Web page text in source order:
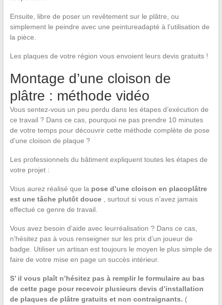
Ensuite, libre de poser un revêtement sur le plâtre, ou
simplement le peindre avec une peintureadapté à l’utilisation de
la pièce.
Les plaques de votre région vous envoient leurs devis gratuits !
Montage d’une cloison de
plâtre : méthode vidéo
Vous sentez-vous un peu perdu dans les étapes d’exécution de
ce travail ? Dans ce cas, pourquoi ne pas prendre 10 minutes
de votre temps pour découvrir cette méthode complète de pose
d’une cloison de plaque ?
Les professionnels du bâtiment expliquent toutes les étapes de
votre projet :
Vous aurez réalisé que lapose d’une cloison en placoplâtre
est une tâche plutôt douce, surtout si vous n’avez jamais
effectué ce genre de travail.
Vous avez besoin d’aide avec leurréalisation ? Dans ce cas,
n’hésitez pas à vous renseigner sur les prix d’un joueur de
badge. Utiliser un artisan est toujours le moyen le plus simple de
faire de votre mise en page un succès intérieur.
S’ il vous plaît n’hésitez pas à remplir le formulaire au bas
de cette page pour recevoir plusieurs devis d’installation
de plaques de plâtre gratuits et non contraignants. (